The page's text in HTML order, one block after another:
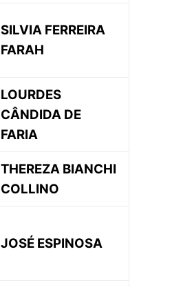
SILVIA FERREIRA
FARAH
LOURDES
CÂNDIDA DE
FARIA
THEREZA BIANCHI
COLLINO
JOSÉ ESPINOSA